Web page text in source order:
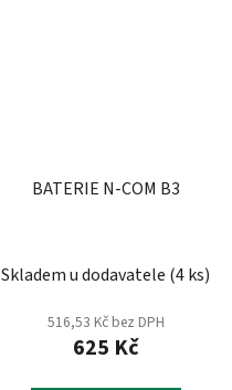
BATERIE N-COM B3
Skladem u dodavatele (4 ks)
516,53 Kč bez DPH
625 Kč